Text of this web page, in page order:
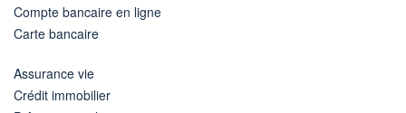
Compte bancaire en ligne
Carte bancaire
Assurance vie
Crédit immobilier